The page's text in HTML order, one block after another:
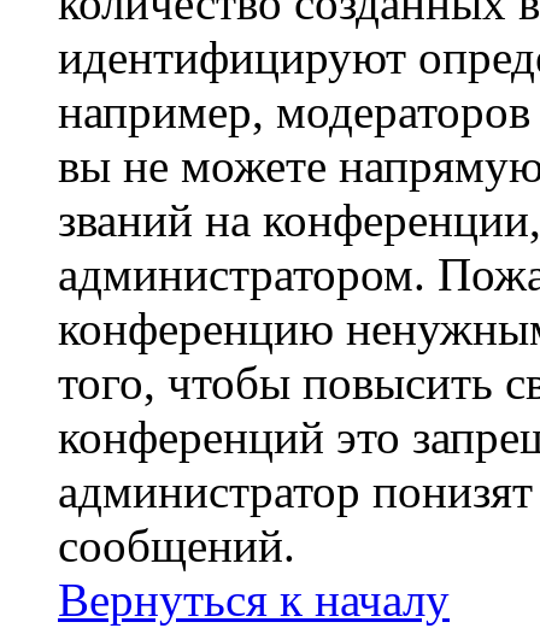
идентифицируют
например,
вы не можете
званий на
администратором.
конференцию
того, чтобы повысить
конференций это
администратор
сообщений.
Вернуться к началу